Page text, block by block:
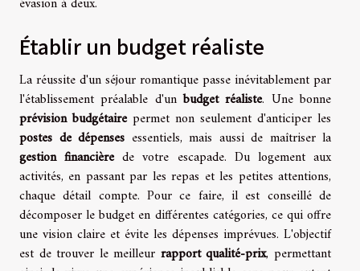
Établir un budget réaliste
La réussite d'un séjour romantique passe inévitablement par
l'établissement préalable d'unbudget réaliste. Une bonne
prévision budgétairepermet non seulement d'anticiper les
postes de dépenses essentiels, mais aussi de maîtriser la
gestion financièrede votre escapade. Du logement aux
activités, en passant par les repas et les petites attentions,
chaque détail compte. Pour ce faire, il est conseillé de
décomposer le budget en différentes catégories, ce qui offre
une vision claire et évite les dépenses imprévues. L'objectif
est de trouver le meilleur rapport qualité-prix, permettant